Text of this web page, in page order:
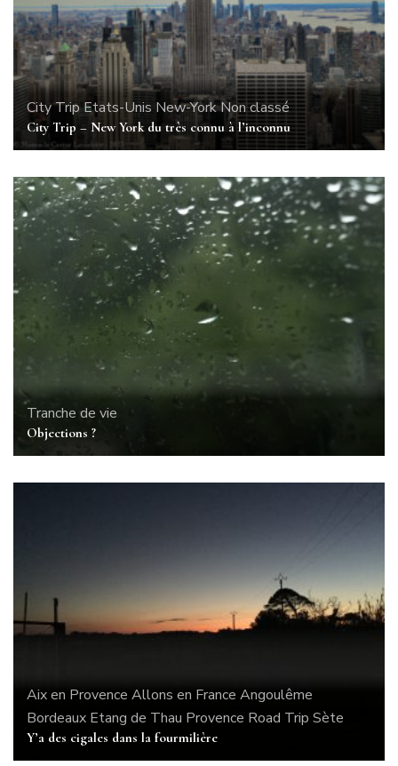
City Trip Etats-Unis New-YorkNon classé
City Trip – New York du très connu à l’inconnu
Tranche de vie
Objections ?
Aix en Provence Allons en France Angoulême
Bordeaux Etang de Thau Provence Road Trip Sète
Y’a des cigales dans la fourmilière